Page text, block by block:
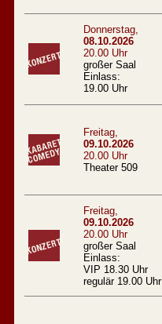
Donnerstag,
08.10.2026
20.00 Uhr
großer Saal
Einlass:
19.00 Uhr
Freitag,
09.10.2026
20.00 Uhr
Theater 509
Freitag,
09.10.2026
20.00 Uhr
großer Saal
Einlass:
VIP 18.30 Uhr
regulär 19.00 Uhr